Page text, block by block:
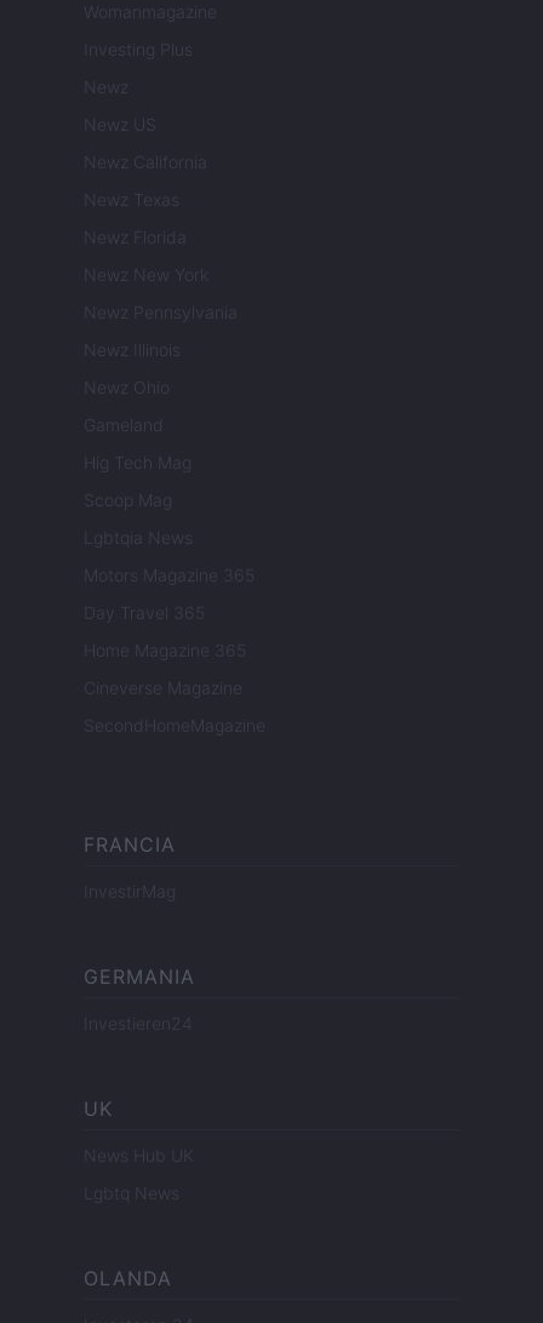
Womanmagazine
Investing Plus
Newz
Newz US
Newz California
Newz Texas
Newz Florida
Newz New York
Newz Pennsylvania
Newz Illinois
Newz Ohio
Gameland
Hig Tech Mag
Scoop Mag
Lgbtqia News
Motors Magazine 365
Day Travel 365
Home Magazine 365
Cineverse Magazine
SecondHomeMagazine
FRANCIA
InvestirMag
GERMANIA
Investieren24
UK
News Hub UK
Lgbtq News
OLANDA